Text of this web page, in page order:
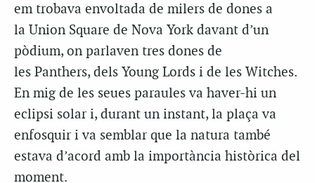
em trobava envoltada de milers de dones a
la Union Square de Nova York davant d’un
pòdium, on parlaven tres dones de
les Panthers, dels Young Lords i de les Witches.
En mig de les seues paraules va haver-hi un
eclipsi solar i, durant un instant, la plaça va
enfosquir i va semblar que la natura també
estava d’acord amb la importància històrica del
moment.